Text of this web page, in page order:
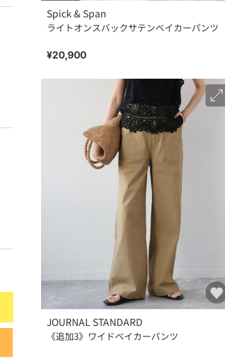
Spick & Span
ライトオンスバックサテンベイカーパンツ
¥20,900
JOURNAL STANDARD
《追加3》ワイドベイカーパンツ